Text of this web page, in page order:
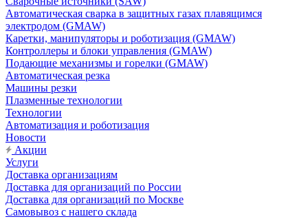
Автоматическая сварка в защитных газах плавящимся
электродом (GMAW)
Каретки, манипуляторы и роботизация (GMAW)
Контроллеры и блоки управления (GMAW)
Подающие механизмы и горелки (GMAW)
Автоматическая резка
Машины резки
Плазменные технологии
Технологии
Автоматизация и роботизация
Новости
Акции
Услуги
Доставка организациям
Доставка для организаций по России
Доставка для организаций по Москве
Самовывоз с нашего склада